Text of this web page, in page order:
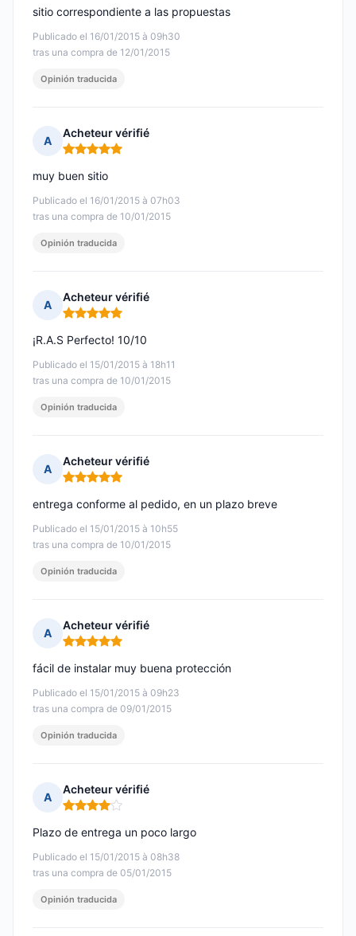
Publicado el 16/01/2015 à 09h30
tras una compra de 12/01/2015
sitio correspondiente a las propuestas
Opinión traducida
A
Acheteur vérifié
Nota: 5 de 5
Publicado el 16/01/2015 à 07h03
tras una compra de 10/01/2015
muy buen sitio
Opinión traducida
A
Acheteur vérifié
Nota: 5 de 5
Publicado el 15/01/2015 à 18h11
tras una compra de 10/01/2015
¡R.A.S Perfecto! 10/10
Opinión traducida
A
Acheteur vérifié
Nota: 5 de 5
Publicado el 15/01/2015 à 10h55
tras una compra de 10/01/2015
entrega conforme al pedido, en un plazo breve
Opinión traducida
A
Acheteur vérifié
Nota: 5 de 5
Publicado el 15/01/2015 à 09h23
tras una compra de 09/01/2015
fácil de instalar muy buena protección
Opinión traducida
A
Acheteur vérifié
Nota: 4 de 5
Publicado el 15/01/2015 à 08h38
tras una compra de 05/01/2015
Plazo de entrega un poco largo
Opinión traducida